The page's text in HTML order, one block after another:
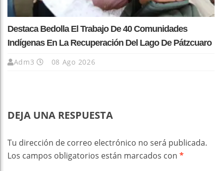
Destaca Bedolla El Trabajo De 40 Comunidades
Indígenas En La Recuperación Del Lago De Pátzcuaro
Adm3 08 Ago 2026
DEJA UNA RESPUESTA
Tu dirección de correo electrónico no será publicada.
Los campos obligatorios están marcados con *